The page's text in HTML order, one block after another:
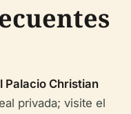
Palacio Christian
privada; visite el